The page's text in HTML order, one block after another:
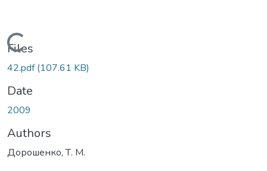
Loading...
Files
42.pdf(107.61 KB)
Date
2009
Authors
Дорошенко, Т. М.